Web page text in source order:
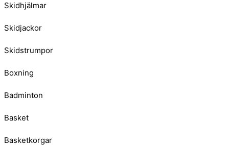
Skidhjälmar
Skidjackor
Skidstrumpor
Boxning
Badminton
Basket
Basketkorgar